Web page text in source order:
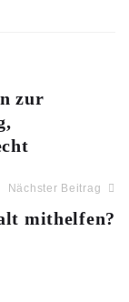
zur
Nächster Beitrag
mithelfen?